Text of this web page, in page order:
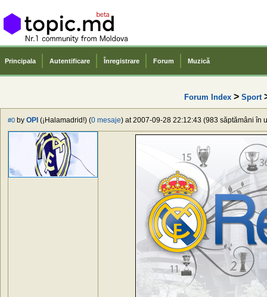
Principala Autentificare Înregistrare Forum Muzică
Forum Index > Sport
#0 by OPI (¡Halamadrid!) (0 mesaje) at 2007-09-28 22:12:43 (983 săptămâni în